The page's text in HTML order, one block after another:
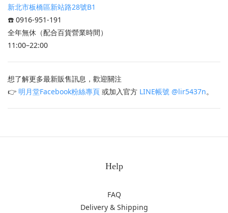
新北市板橋區新站路28號B1
☎️ 0916-951-191
全年無休（配合百貨營業時間）
11:00–22:00
想了解更多最新販售訊息，歡迎關注
👉 明月堂Facebook粉絲專頁 或加入官方 LINE帳號 @lir5437n。
Help
FAQ
Delivery & Shipping